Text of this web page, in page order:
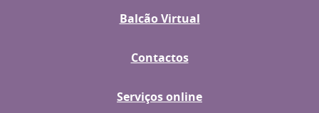
Balcão Virtual
Contactos
Serviços online